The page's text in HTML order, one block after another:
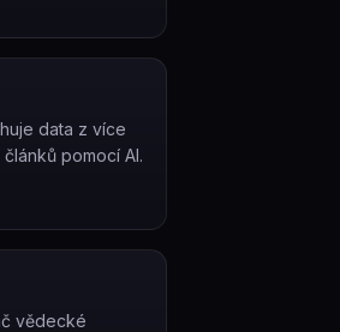
data z více
pomocí AI.
vědecké